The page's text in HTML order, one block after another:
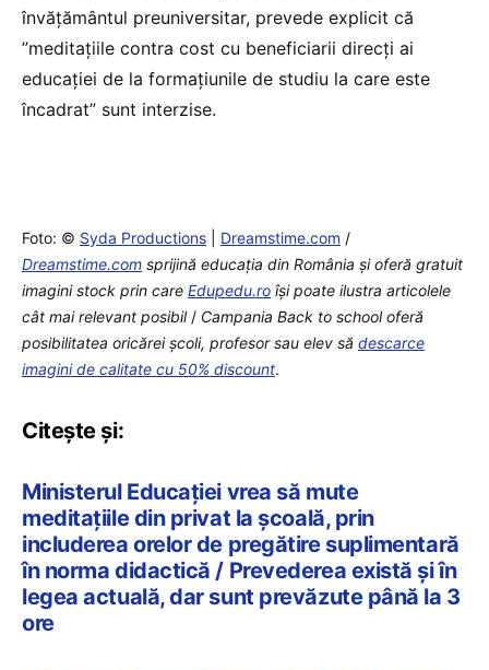
învățământul preuniversitar, prevede explicit că
”meditațiile contra cost cu beneficiarii direcți ai
educației de la formațiunile de studiu la care este
încadrat” sunt interzise.
Foto: © Syda Productions Dreamstime.com /
Dreamstime.com sprijină educaţia din România şi oferă gratuit
imagini stock prin care Edupedu.ro îşi poate ilustra articolele
cât mai relevant posibil/ Campania Back to school oferă
posibilitatea oricărei școli, profesor sau elev să descarce
imagini de calitate cu 50% discount.
Citește și:
Ministerul Educației vrea să mute
meditațiile din privat la școală, prin
includerea orelor de pregătire suplimentară
în norma didactică / Prevederea există și în
legea actuală, dar sunt prevăzute până la 3
ore